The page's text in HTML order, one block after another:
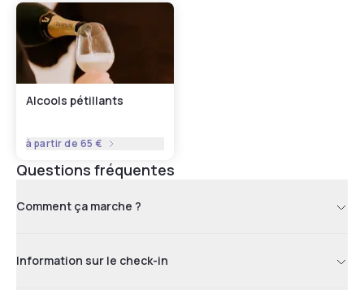
Alcools pétillants
à partir de 65 €
Questions fréquentes
Comment ça marche ?
Information sur le check-in